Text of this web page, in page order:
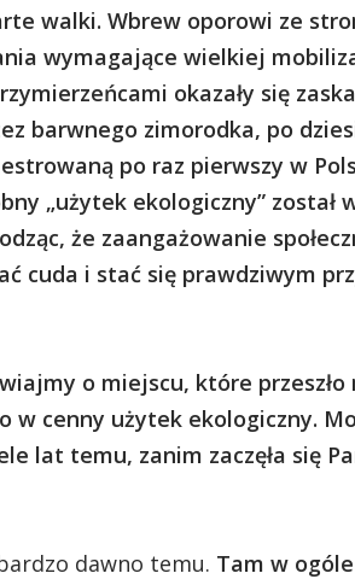
walki. Wbrew oporowi ze
wymagające wielkiej
okazały się
barwnego zimorodka, po
po raz pierwszy w
„użytek ekologiczny” został
że zaangażowanie
cuda i stać się prawdziwym
o miejscu, które przeszło
w cenny użytek ekologiczny.
lat temu, zanim zaczęła się
dawno temu. Tam w